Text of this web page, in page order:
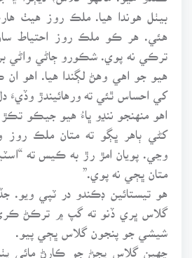
بيٺل هوندا هيا. ملڪ روز هيٺ
هئي. هر ڪو ملڪ روز احتياط سان
ترڪي نه پوي. شڪورو ڄاڻي واڻي
هيو جو اهي وهڻ لڳندا هيا. اهو ان
کي احساس ٿئي ته ورهائيندڙ وڏيءَ
اهو منهنجو ننڍو ڀاءُ هيو جيڪو
کڻي ٻاهر ڀڳو ته متان ملڪ روز
وڃي. پويان امڙ رڙ به ڪيس ته
متان ڀڄي نه پوي.”
هو تيستائين ڊڪندو در ٽپي
گلاس ڀري ڏنو ته گپ ۾ ترڪڻ
شيشي جو پنجون گلاس ڀڄي پيو.
ڇهين گلاس ڀڄڻ جو ڪارڻ مائي